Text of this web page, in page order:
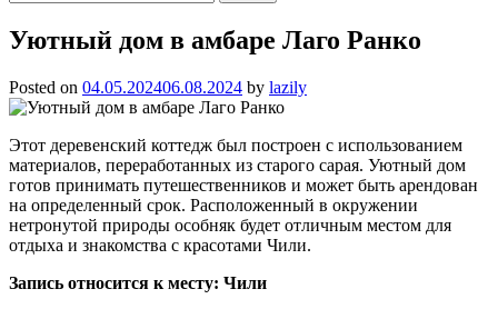
Уютный дом в амбаре Лаго Ранко
Posted on 04.05.202406.08.2024 by lazily
Этот деревенский коттедж был построен с использованием
материалов, переработанных из старого сарая. Уютный дом
готов принимать путешественников и может быть арендован
на определенный срок. Расположенный в окружении
нетронутой природы особняк будет отличным местом для
отдыха и знакомства с красотами Чили.
Запись относится к месту: Чили